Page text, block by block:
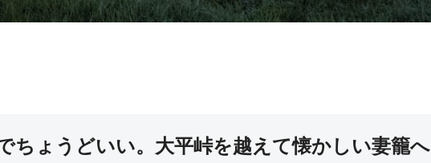
ちょうどいい。大平峠を越えて懐かしい妻籠へ